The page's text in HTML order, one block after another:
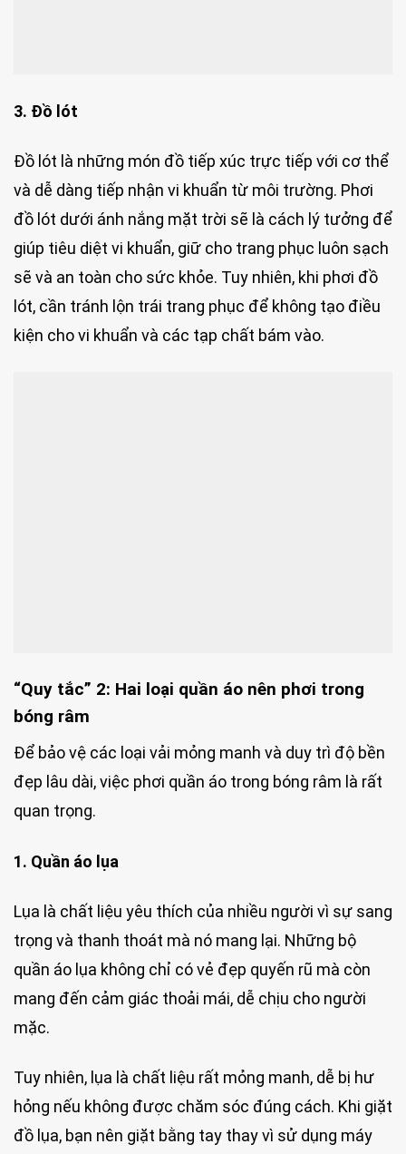
3. Đồ lót
Đồ lót là những món đồ tiếp xúc trực tiếp với cơ thể
và dễ dàng tiếp nhận vi khuẩn từ môi trường. Phơi
đồ lót dưới ánh nắng mặt trời sẽ là cách lý tưởng để
giúp tiêu diệt vi khuẩn, giữ cho trang phục luôn sạch
sẽ và an toàn cho sức khỏe. Tuy nhiên, khi phơi đồ
lót, cần tránh lộn trái trang phục để không tạo điều
kiện cho vi khuẩn và các tạp chất bám vào.
“Quy tắc” 2: Hai loại quần áo nên phơi trong
bóng râm
Để bảo vệ các loại vải mỏng manh và duy trì độ bền
đẹp lâu dài, việc phơi quần áo trong bóng râm là rất
quan trọng.
1. Quần áo lụa
Lụa là chất liệu yêu thích của nhiều người vì sự sang
trọng và thanh thoát mà nó mang lại. Những bộ
quần áo lụa không chỉ có vẻ đẹp quyến rũ mà còn
mang đến cảm giác thoải mái, dễ chịu cho người
mặc.
Tuy nhiên, lụa là chất liệu rất mỏng manh, dễ bị hư
hỏng nếu không được chăm sóc đúng cách. Khi giặt
đồ lụa, bạn nên giặt bằng tay thay vì sử dụng máy